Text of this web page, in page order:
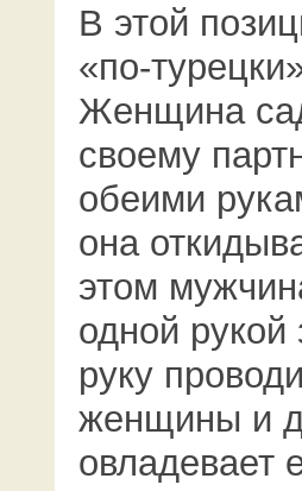
В этой
«по-
Женщина
своему
обеими
она
этом
одной
руку
женщины и
овладевает